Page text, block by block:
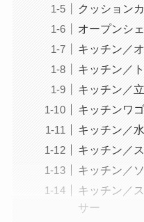
クッション
オープンシ
キッチン／
キッチン／
キッチン／
キッチンワ
キッチン／
キッチン／
キッチン／
キッチン／
サー